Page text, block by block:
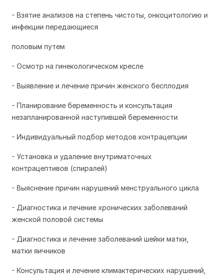
- Взятие анализов на степень чистоты, онкоцитологию и
инфекции передающиеся
половым путем
- Осмотр на гинекологическом кресле
- Выявление и лечение причин женского бесплодия
- Планирование беременность и консультация
незапланированной наступившей беременности
- Индивидуальный подбор методов контрацепции
- Установка и удаление внутриматочных
контрацептивов (спиралей)
- Выяснение причин нарушений менструального цикла
- Диагностика и лечение хронических заболеваний
женской половой системы
- Диагностика и лечение заболеваний шейки матки,
матки яичников
- Консультация и лечение климактерических нарушений,